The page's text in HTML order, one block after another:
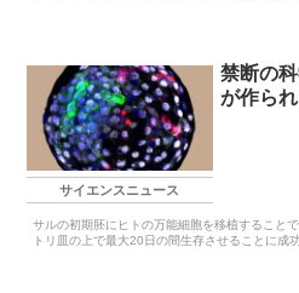
サイエンスニュース
禁断の
が作ら
サルの初期胚にヒトの万能細胞を移植すること
トリ皿の上で最大20日の間生存させることに成